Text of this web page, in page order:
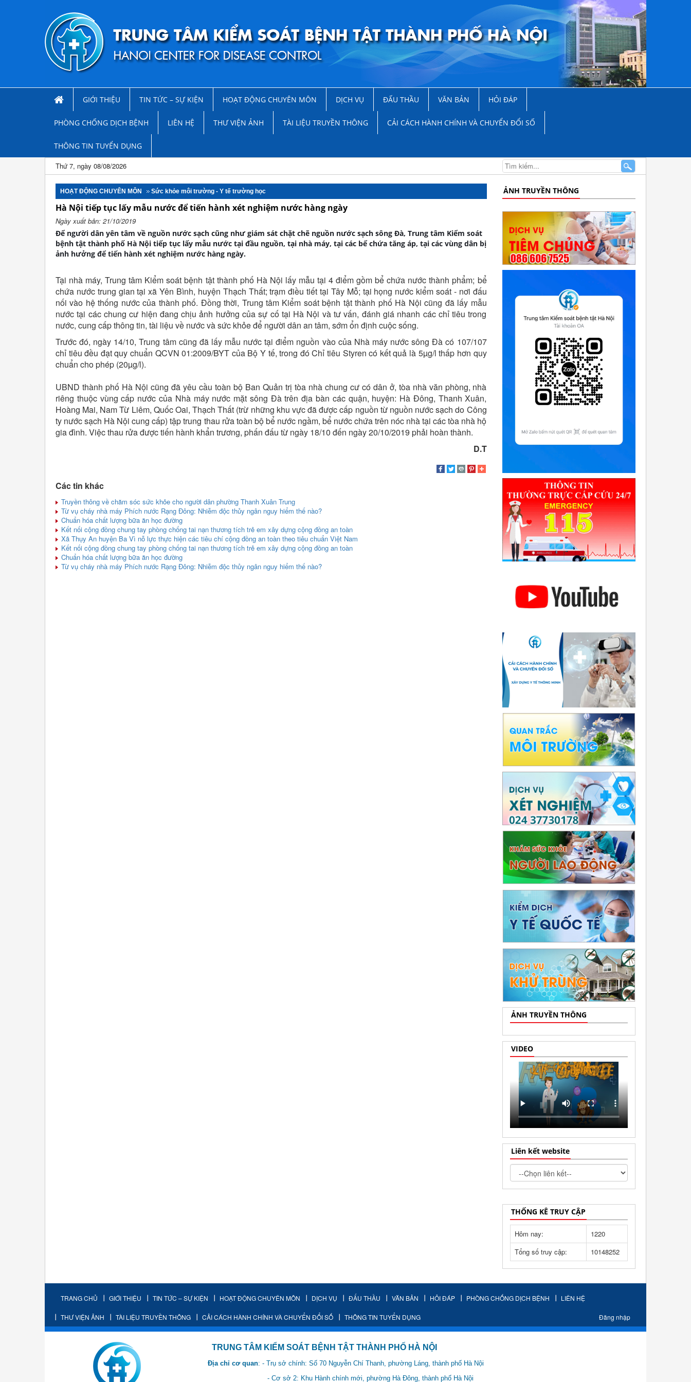
GIỚI THIỆU TIN TỨC – SỰ KIỆN HOẠT ĐỘNG CHUYÊN MÔN DỊCH VỤ ĐẤU THẦU VĂN BẢN HỎI ĐÁP
PHÒNG CHỐNG DỊCH BỆNH LIÊN HỆ THƯ VIỆN ẢNH TÀI LIỆU TRUYỀN THÔNG CẢI CÁCH HÀNH CHÍNH VÀ CHUYỂN ĐỔI SỐ
THÔNG TIN TUYỂN DỤNG
Thứ 7, ngày 08/08/2026
HOẠT ĐỘNG CHUYÊN MÔN Sức khỏe môi trường - Y tế trường học
Hà Nội tiếp tục lấy mẫu nước để tiến hành xét nghiệm nước hàng ngày
Ngày xuất bản: 21/10/2019
Để người dân yên tâm về nguồn nước sạch cũng như giám sát chặt chẽ nguồn nước sạch sông Đà, Trung tâm Kiểm soát
bệnh tật thành phố Hà Nội tiếp tục lấy mẫu nước tại đầu nguồn, tại nhà máy, tại các bể chứa tăng áp, tại các vùng dân bị
ảnh hưởng để tiến hành xét nghiệm nước hàng ngày.
Tại nhà máy, Trung tâm Kiểm soát bệnh tật thành phố Hà Nội lấy mẫu tại 4 điểm gồm bể chứa nước thành phẩm; bể
chứa nước trung gian tại xã Yên Bình, huyện Thạch Thất; trạm điều tiết tại Tây Mỗ; tại họng nước kiểm soát - nơi đấu
nối vào hệ thống nước của thành phố. Đồng thời, Trung tâm Kiểm soát bệnh tật thành phố Hà Nội cũng đã lấy mẫu
nước tại các chung cư hiện đang chịu ảnh hưởng của sự cố tại Hà Nội và tư vấn, đánh giá nhanh các chỉ tiêu trong
nước, cung cấp thông tin, tài liệu về nước và sức khỏe để người dân an tâm, sớm ổn định cuộc sống.
Trước đó, ngày 14/10, Trung tâm cũng đã lấy mẫu nước tại điểm nguồn vào của Nhà máy nước sông Đà có 107/107
chỉ tiêu đều đạt quy chuẩn QCVN 01:2009/BYT của Bộ Y tế, trong đó Chỉ tiêu Styren có kết quả là 5µg/l thấp hơn quy
chuẩn cho phép (20µg/l).
UBND thành phố Hà Nội cũng đã yêu cầu toàn bộ Ban Quản trị tòa nhà chung cư có dân ở, tòa nhà văn phòng, nhà
riêng thuộc vùng cấp nước của Nhà máy nước mặt sông Đà trên địa bàn các quận, huyện: Hà Đông, Thanh Xuân,
Hoàng Mai, Nam Từ Liêm, Quốc Oai, Thạch Thất (trừ những khu vực đã được cấp nguồn từ nguồn nước sạch do Công
ty nước sạch Hà Nội cung cấp) tập trung thau rửa toàn bộ bể nước ngầm, bể nước chứa trên nóc nhà tại các tòa nhà hộ
gia đình. Việc thau rửa được tiến hành khẩn trương, phấn đấu từ ngày 18/10 đến ngày 20/10/2019 phải hoàn thành.
D.T
Các tin khác
Truyền thông về chăm sóc sức khỏe cho người dân phường Thanh Xuân Trung
Từ vụ cháy nhà máy Phích nước Rạng Đông: Nhiễm độc thủy ngân nguy hiểm thế nào?
Chuẩn hóa chất lượng bữa ăn học đường
Kết nối cộng đồng chung tay phòng chống tai nạn thương tích trẻ em xây dựng cộng đồng an toàn
Xã Thụy An huyện Ba Vì nỗ lực thực hiện các tiêu chí cộng đồng an toàn theo tiêu chuẩn Việt Nam
Kết nối cộng đồng chung tay phòng chống tai nạn thương tích trẻ em xây dựng cộng đồng an toàn
Chuẩn hóa chất lượng bữa ăn học đường
Từ vụ cháy nhà máy Phích nước Rạng Đông: Nhiễm độc thủy ngân nguy hiểm thế nào?
ẢNH TRUYỀN THÔNG
ẢNH TRUYỀN THÔNG
VIDEO
Liên kết website
THỐNG KÊ TRUY CẬP
Hôm nay:
1220
Tổng số truy cập:
10148252
TRANG CHỦ GIỚI THIỆU TIN TỨC – SỰ KIỆN HOẠT ĐỘNG CHUYÊN MÔN DỊCH VỤ ĐẤU THẦU VĂN BẢN HỎI ĐÁP PHÒNG CHỐNG DỊCH BỆNH LIÊN HỆ
THƯ VIỆN ẢNH TÀI LIỆU TRUYỀN THÔNG CẢI CÁCH HÀNH CHÍNH VÀ CHUYỂN ĐỔI SỐ THÔNG TIN TUYỂN DỤNG Đăng nhập
TRUNG TÂM KIỂM SOÁT BỆNH TẬT THÀNH PHỐ HÀ NỘI
Địa chỉ cơ quan: - Trụ sở chính: Số 70 Nguyễn Chí Thanh, phường Láng, thành phố Hà Nội
- Cơ sở 2: Khu Hành chính mới, phường Hà Đông, thành phố Hà Nội